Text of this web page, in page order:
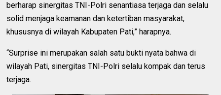
berharap sinergitas TNI-Polri senantiasa terjaga dan selalu
solid menjaga keamanan dan ketertiban masyarakat,
khususnya di wilayah Kabupaten Pati,” harapnya.
“Surprise ini merupakan salah satu bukti nyata bahwa di
wilayah Pati, sinergitas TNI-Polri selalu kompak dan terus
terjaga.